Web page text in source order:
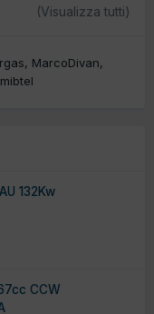
(Visualizza tutti)
MarcoDivan
132Kw
CCW